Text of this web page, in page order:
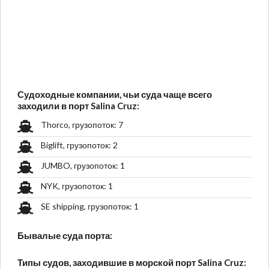
Судоходные компании, чьи суда чаще всего
заходили в порт Salina Cruz:
Thorco, грузопоток: 7
Biglift, грузопоток: 2
JUMBO, грузопоток: 1
NYK, грузопоток: 1
SE shipping, грузопоток: 1
Бывалые суда порта:
Типы судов, заходившие в морской порт Salina Cruz: